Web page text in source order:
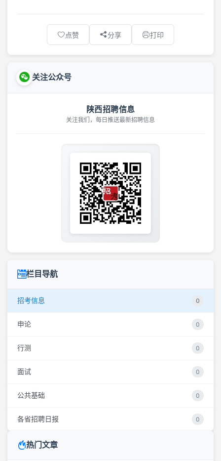
点赞 分享 打印
关注公众号
陕西招聘信息
关注我们，每日推送最新招聘信息
栏目导航
招考信息 0
申论 0
行测 0
面试 0
公共基础 0
各省招聘日报 0
热门文章